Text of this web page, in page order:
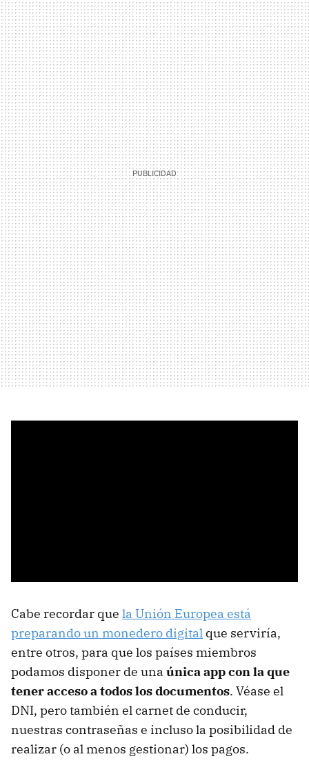
Cabe recordar que la Unión Europea está
preparando un monedero digital que serviría,
entre otros, para que los países miembros
podamos disponer de una única app con la que
tener acceso a todos los documentos. Véase el
DNI, pero también el carnet de conducir,
nuestras contraseñas e incluso la posibilidad de
realizar (o al menos gestionar) los pagos.